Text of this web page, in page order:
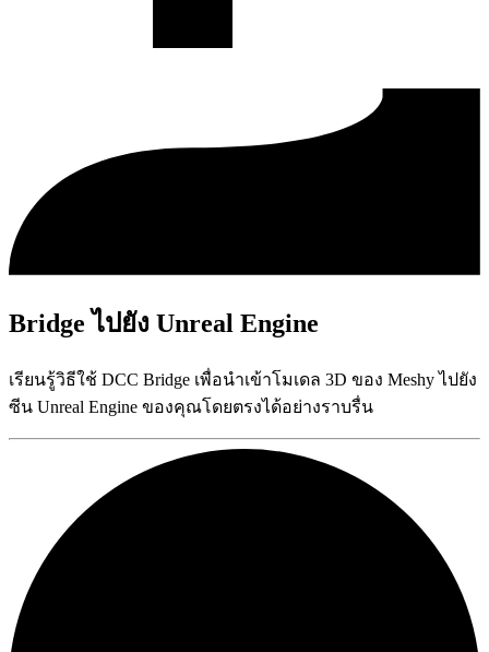
Bridge ไปยัง Unreal Engine
เรียนรู้วิธีใช้ DCC Bridge เพื่อนำเข้าโมเดล 3D ของ Meshy ไปยัง
ซีน Unreal Engine ของคุณโดยตรงได้อย่างราบรื่น